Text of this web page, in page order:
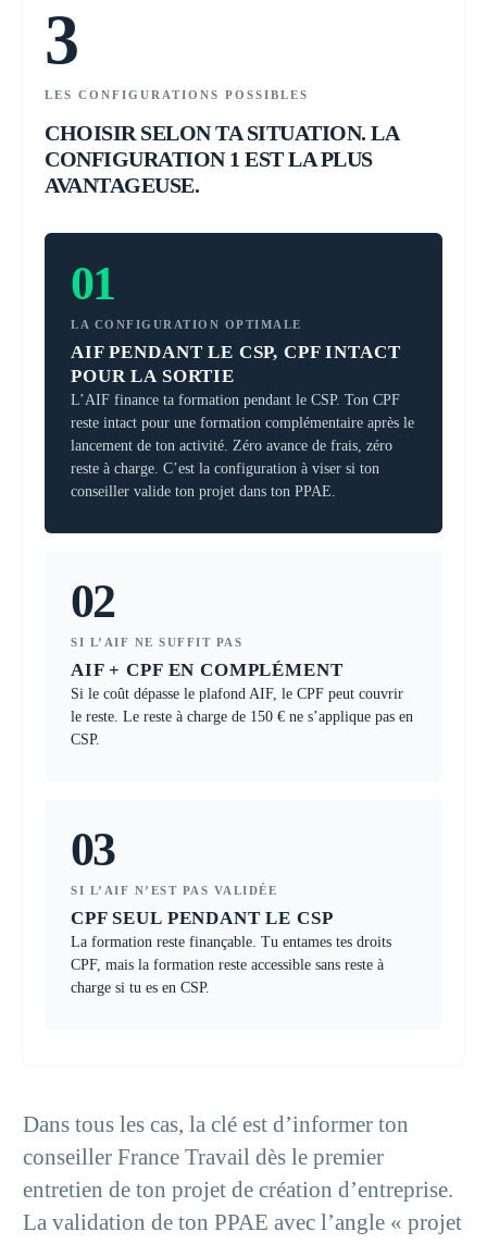
3
LES CONFIGURATIONS POSSIBLES
CHOISIR SELON TA SITUATION. LA
CONFIGURATION 1 EST LA PLUS
AVANTAGEUSE.
01
LA CONFIGURATION OPTIMALE
AIF PENDANT LE CSP, CPF INTACT
POUR LA SORTIE
L’AIF finance ta formation pendant le CSP. Ton CPF
reste intact pour une formation complémentaire après le
lancement de ton activité. Zéro avance de frais, zéro
reste à charge. C’est la configuration à viser si ton
conseiller valide ton projet dans ton PPAE.
02
SI L’AIF NE SUFFIT PAS
AIF + CPF EN COMPLÉMENT
Si le coût dépasse le plafond AIF, le CPF peut couvrir
le reste. Le reste à charge de 150 € ne s’applique pas en
CSP.
03
SI L’AIF N’EST PAS VALIDÉE
CPF SEUL PENDANT LE CSP
La formation reste finançable. Tu entames tes droits
CPF, mais la formation reste accessible sans reste à
charge si tu es en CSP.
Dans tous les cas, la clé est d’informer ton
conseiller France Travail dès le premier
entretien de ton projet de création d’entreprise.
La validation de ton PPAE avec l’angle « projet